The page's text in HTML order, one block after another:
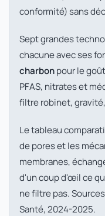
conformité) sans
Sept grandes
chacune avec ses
charbonpour le
PFAS, nitrates et
filtre robinet,
Le tableau
de pores et les
membranes,
d'un coup d'œil ce
ne filtre pas.
Santé, 2024-2025.